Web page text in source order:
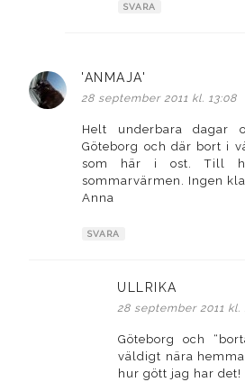
SVARA
'ANMAJA'
28 september 2011 kl. 13:08
Helt underbara
Göteborg och där bort i
som här i ost. Till
sommarvärmen. Ingen
Anna
SVARA
ULLRIKA
28 september 2011 kl.
Göteborg och
väldigt nära
hur gött jag har det!